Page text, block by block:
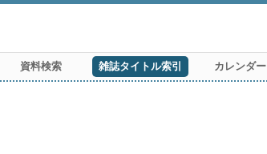
資料検索 雑誌タイトル索引 カレンダー